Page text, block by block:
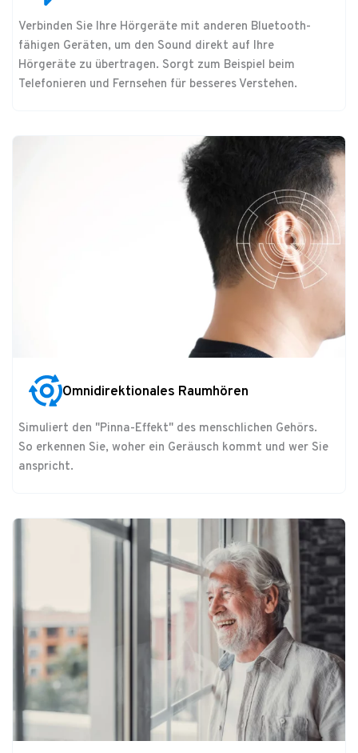
Verbinden Sie Ihre Hörgeräte mit anderen Bluetooth-
fähigen Geräten, um den Sound direkt auf Ihre
Hörgeräte zu übertragen. Sorgt zum Beispiel beim
Telefonieren und Fernsehen für besseres Verstehen.
Omnidirektionales Raumhören
Simuliert den "Pinna-Effekt" des menschlichen Gehörs.
So erkennen Sie, woher ein Geräusch kommt und wer Sie
anspricht.